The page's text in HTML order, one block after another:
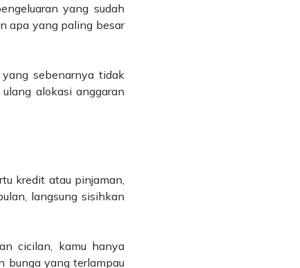
yang sudah
apa yang paling besar
sebenarnya tidak
alokasi anggaran
kredit atau pinjaman,
langsung sisihkan
cicilan, kamu hanya
bunga yang terlampau